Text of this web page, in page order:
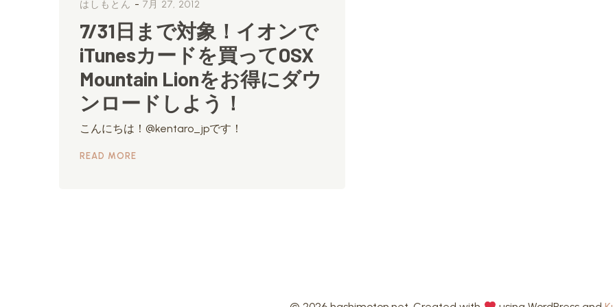
はしもとん - 7月 27, 2012
7/31日まで対象！イオンで
iTunesカードを買ってOSX
Mountain Lionをお得にダウ
ンロードしよう！
こんにちは！@kentaro_jpです！
READ MORE